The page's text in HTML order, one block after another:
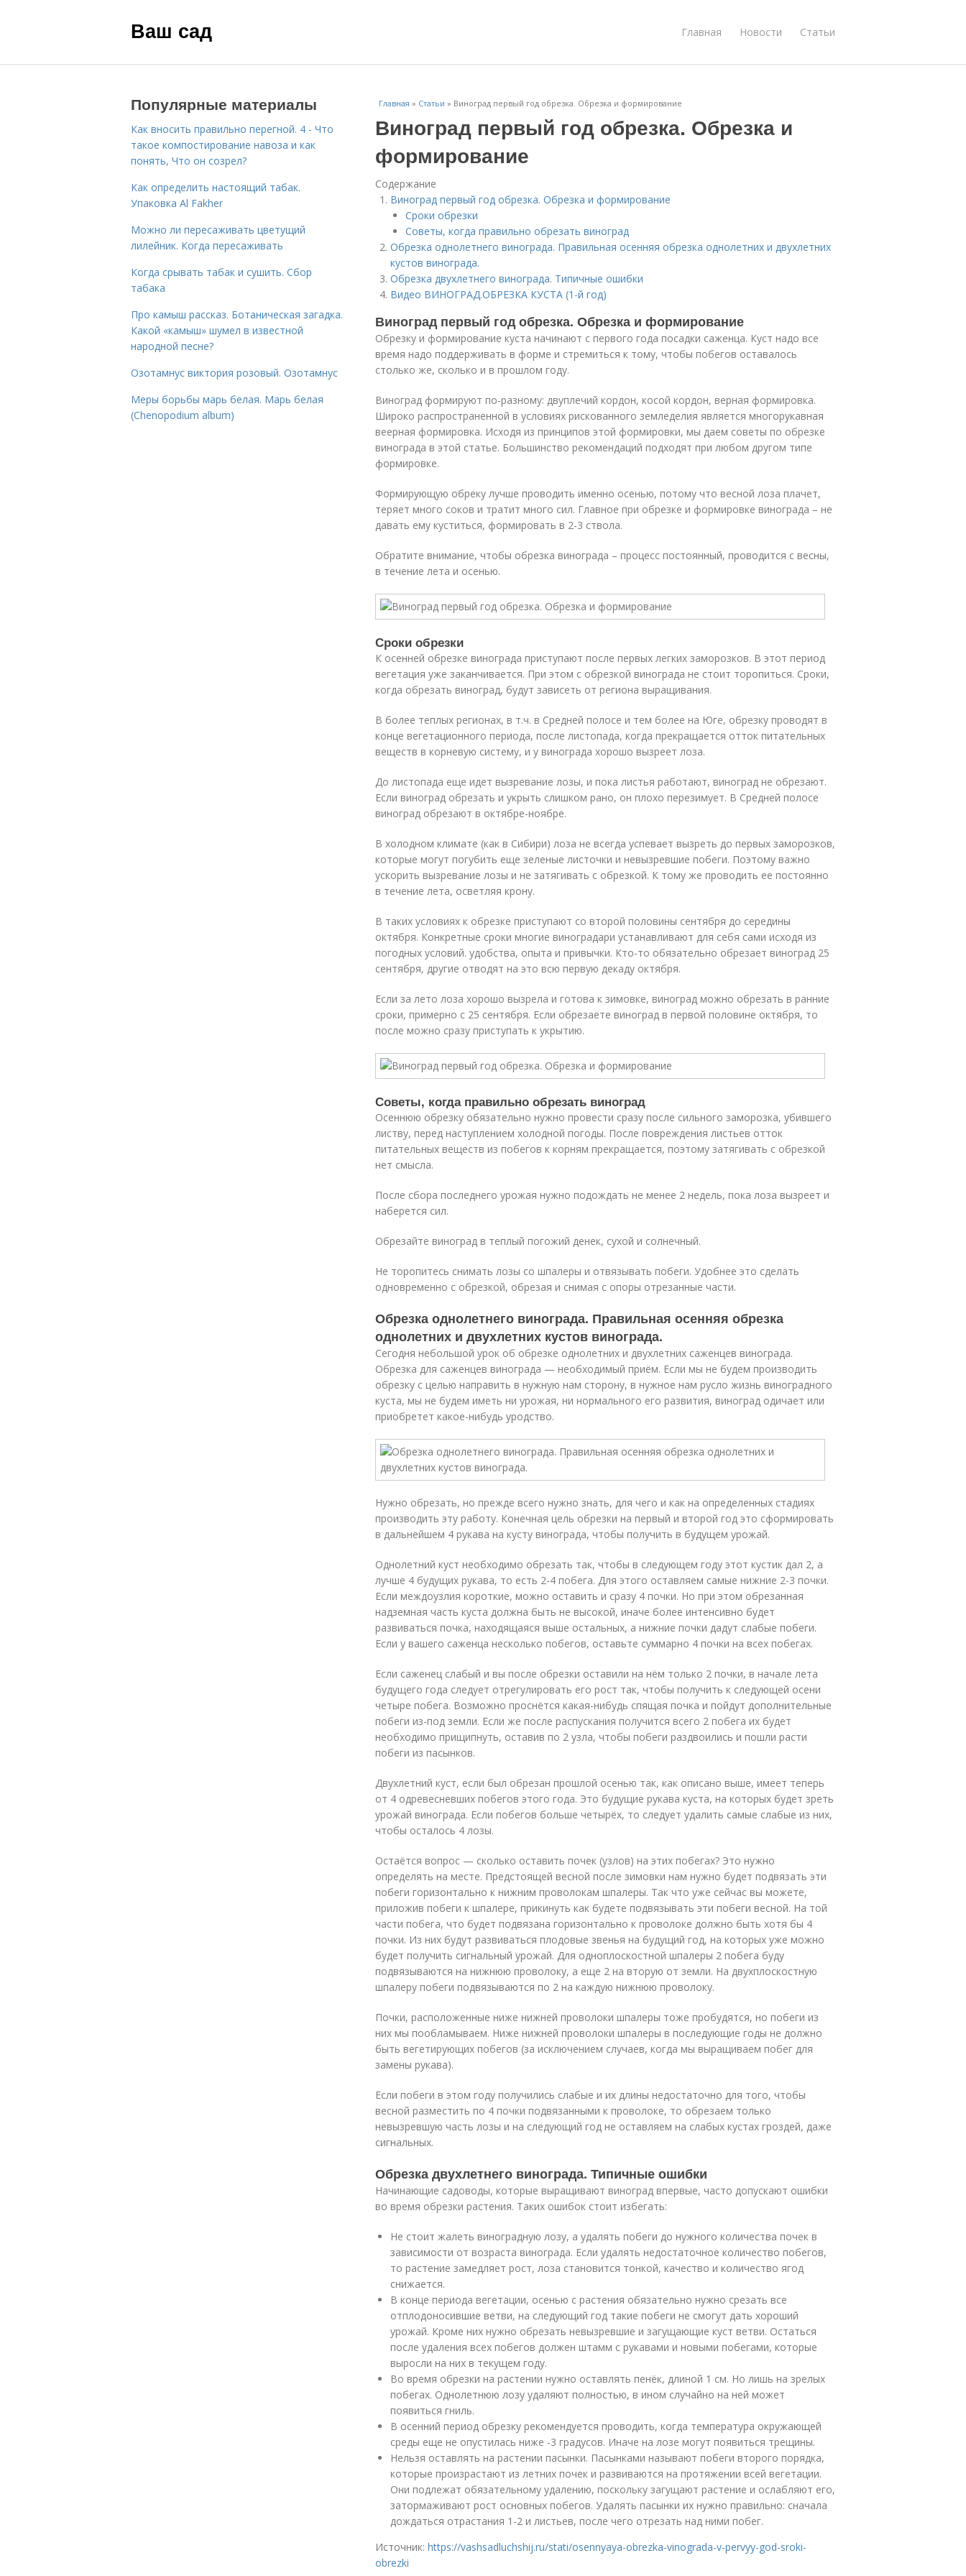
Ваш сад Главная Новости Статьи
Главная » Статьи » Виноград первый год обрезка. Обрезка и формирование
Виноград первый год обрезка. Обрезка и
формирование
Содержание
Виноград первый год обрезка. Обрезка и формирование
Сроки обрезки
Советы, когда правильно обрезать виноград
Обрезка однолетнего винограда. Правильная осенняя обрезка однолетних и двухлетних
кустов винограда.
Обрезка двухлетнего винограда. Типичные ошибки
Видео ВИНОГРАД.ОБРЕЗКА КУСТА (1-й год)
Виноград первый год обрезка. Обрезка и формирование
Обрезку и формирование куста начинают с первого года посадки саженца. Куст надо все
время надо поддерживать в форме и стремиться к тому, чтобы побегов оставалось
столько же, сколько и в прошлом году.
Виноград формируют по-разному: двуплечий кордон, косой кордон, верная формировка.
Широко распространенной в условиях рискованного земледелия является многорукавная
веерная формировка. Исходя из принципов этой формировки, мы даем советы по обрезке
винограда в этой статье. Большинство рекомендаций подходят при любом другом типе
формировке.
Формирующую обреку лучше проводить именно осенью, потому что весной лоза плачет,
теряет много соков и тратит много сил. Главное при обрезке и формировке винограда – не
давать ему куститься, формировать в 2-3 ствола.
Обратите внимание, чтобы обрезка винограда – процесс постоянный, проводится с весны,
в течение лета и осенью.
Сроки обрезки
К осенней обрезке винограда приступают после первых легких заморозков. В этот период
вегетация уже заканчивается. При этом с обрезкой винограда не стоит торопиться. Сроки,
когда обрезать виноград, будут зависеть от региона выращивания.
В более теплых регионах, в т.ч. в Средней полосе и тем более на Юге, обрезку проводят в
конце вегетационного периода, после листопада, когда прекращается отток питательных
веществ в корневую систему, и у винограда хорошо вызреет лоза.
До листопада еще идет вызревание лозы, и пока листья работают, виноград не обрезают.
Если виноград обрезать и укрыть слишком рано, он плохо перезимует. В Средней полосе
виноград обрезают в октябре-ноябре.
В холодном климате (как в Сибири) лоза не всегда успевает вызреть до первых заморозков,
которые могут погубить еще зеленые листочки и невызревшие побеги. Поэтому важно
ускорить вызревание лозы и не затягивать с обрезкой. К тому же проводить ее постоянно
в течение лета, осветляя крону.
В таких условиях к обрезке приступают со второй половины сентября до середины
октября. Конкретные сроки многие виноградари устанавливают для себя сами исходя из
погодных условий. удобства, опыта и привычки. Кто-то обязательно обрезает виноград 25
сентября, другие отводят на это всю первую декаду октября.
Если за лето лоза хорошо вызрела и готова к зимовке, виноград можно обрезать в ранние
сроки, примерно с 25 сентября. Если обрезаете виноград в первой половине октября, то
после можно сразу приступать к укрытию.
Советы, когда правильно обрезать виноград
Осеннюю обрезку обязательно нужно провести сразу после сильного заморозка, убившего
листву, перед наступлением холодной погоды. После повреждения листьев отток
питательных веществ из побегов к корням прекращается, поэтому затягивать с обрезкой
нет смысла.
После сбора последнего урожая нужно подождать не менее 2 недель, пока лоза вызреет и
наберется сил.
Обрезайте виноград в теплый погожий денек, сухой и солнечный.
Не торопитесь снимать лозы со шпалеры и отвязывать побеги. Удобнее это сделать
одновременно с обрезкой, обрезая и снимая с опоры отрезанные части.
Обрезка однолетнего винограда. Правильная осенняя обрезка
однолетних и двухлетних кустов винограда.
Сегодня небольшой урок об обрезке однолетних и двухлетних саженцев винограда.
Обрезка для саженцев винограда — необходимый приём. Если мы не будем производить
обрезку с целью направить в нужную нам сторону, в нужное нам русло жизнь виноградного
куста, мы не будем иметь ни урожая, ни нормального его развития, виноград одичает или
приобретет какое-нибудь уродство.
Нужно обрезать, но прежде всего нужно знать, для чего и как на определенных стадиях
производить эту работу. Конечная цель обрезки на первый и второй год это сформировать
в дальнейшем 4 рукава на кусту винограда, чтобы получить в будущем урожай.
Однолетний куст необходимо обрезать так, чтобы в следующем году этот кустик дал 2, а
лучше 4 будущих рукава, то есть 2-4 побега. Для этого оставляем самые нижние 2-3 почки.
Если междоузлия короткие, можно оставить и сразу 4 почки. Но при этом обрезанная
надземная часть куста должна быть не высокой, иначе более интенсивно будет
развиваться почка, находящаяся выше остальных, а нижние почки дадут слабые побеги.
Если у вашего саженца несколько побегов, оставьте суммарно 4 почки на всех побегах.
Если саженец слабый и вы после обрезки оставили на нём только 2 почки, в начале лета
будущего года следует отрегулировать его рост так, чтобы получить к следующей осени
четыре побега. Возможно проснётся какая-нибудь спящая почка и пойдут дополнительные
побеги из-под земли. Если же после распускания получится всего 2 побега их будет
необходимо прищипнуть, оставив по 2 узла, чтобы побеги раздвоились и пошли расти
побеги из пасынков.
Двухлетний куст, если был обрезан прошлой осенью так, как описано выше, имеет теперь
от 4 одревесневших побегов этого года. Это будущие рукава куста, на которых будет зреть
урожай винограда. Если побегов больше четырёх, то следует удалить самые слабые из них,
чтобы осталось 4 лозы.
Остаётся вопрос — сколько оставить почек (узлов) на этих побегах? Это нужно
определять на месте. Предстоящей весной после зимовки нам нужно будет подвязать эти
побеги горизонтально к нижним проволокам шпалеры. Так что уже сейчас вы можете,
приложив побеги к шпалере, прикинуть как будете подвязывать эти побеги весной. На той
части побега, что будет подвязана горизонтально к проволоке должно быть хотя бы 4
почки. Из них будут развиваться плодовые звенья на будущий год, на которых уже можно
будет получить сигнальный урожай. Для одноплоскостной шпалеры 2 побега буду
подвязываются на нижнюю проволоку, а еще 2 на вторую от земли. На двухплоскостную
шпалеру побеги подвязываются по 2 на каждую нижнюю проволоку.
Почки, расположенные ниже нижней проволоки шпалеры тоже пробудятся, но побеги из
них мы пообламываем. Ниже нижней проволоки шпалеры в последующие годы не должно
быть вегетирующих побегов (за исключением случаев, когда мы выращиваем побег для
замены рукава).
Если побеги в этом году получились слабые и их длины недостаточно для того, чтобы
весной разместить по 4 почки подвязанными к проволоке, то обрезаем только
невызревшую часть лозы и на следующий год не оставляем на слабых кустах гроздей, даже
сигнальных.
Обрезка двухлетнего винограда. Типичные ошибки
Начинающие садоводы, которые выращивают виноград впервые, часто допускают ошибки
во время обрезки растения. Таких ошибок стоит избегать:
Не стоит жалеть виноградную лозу, а удалять побеги до нужного количества почек в
зависимости от возраста винограда. Если удалять недостаточное количество побегов,
то растение замедляет рост, лоза становится тонкой, качество и количество ягод
снижается.
В конце периода вегетации, осенью с растения обязательно нужно срезать все
отплодоносившие ветви, на следующий год такие побеги не смогут дать хороший
урожай. Кроме них нужно обрезать невызревшие и загущающие куст ветви. Остаться
после удаления всех побегов должен штамм с рукавами и новыми побегами, которые
выросли на них в текущем году.
Во время обрезки на растении нужно оставлять пенёк, длиной 1 см. Но лишь на зрелых
побегах. Однолетнюю лозу удаляют полностью, в ином случайно на ней может
появиться гниль.
В осенний период обрезку рекомендуется проводить, когда температура окружающей
среды еще не опустилась ниже -3 градусов. Иначе на лозе могут появиться трещины.
Нельзя оставлять на растении пасынки. Пасынками называют побеги второго порядка,
которые произрастают из летних почек и развиваются на протяжении всей вегетации.
Они подлежат обязательному удалению, поскольку загущают растение и ослабляют его,
затормаживают рост основных побегов. Удалять пасынки их нужно правильно: сначала
дождаться отрастания 1-2 и листьев, после чего отрезать над ними побег.
Источник: https://vashsadluchshij.ru/stati/osennyaya-obrezka-vinograda-v-pervyy-god-sroki-
obrezki
Популярные материалы
Как вносить правильно перегной. 4 - Что
такое компостирование навоза и как
понять, Что он созрел?
Как определить настоящий табак.
Упаковка Al Fakher
Можно ли пересаживать цветущий
лилейник. Когда пересаживать
Когда срывать табак и сушить. Сбор
табака
Про камыш рассказ. Ботаническая загадка.
Какой «камыш» шумел в известной
народной песне?
Озотамнус виктория розовый. Озотамнус
Меры борьбы марь белая. Марь белая
(Chenopodium album)